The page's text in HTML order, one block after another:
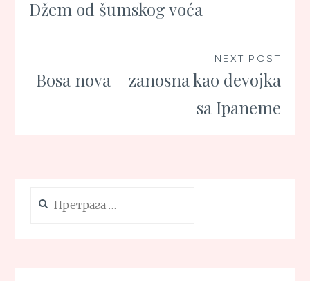
чланка
Džem od šumskog voća
NEXT POST
Bosa nova – zanosna kao devojka
sa Ipaneme
за: